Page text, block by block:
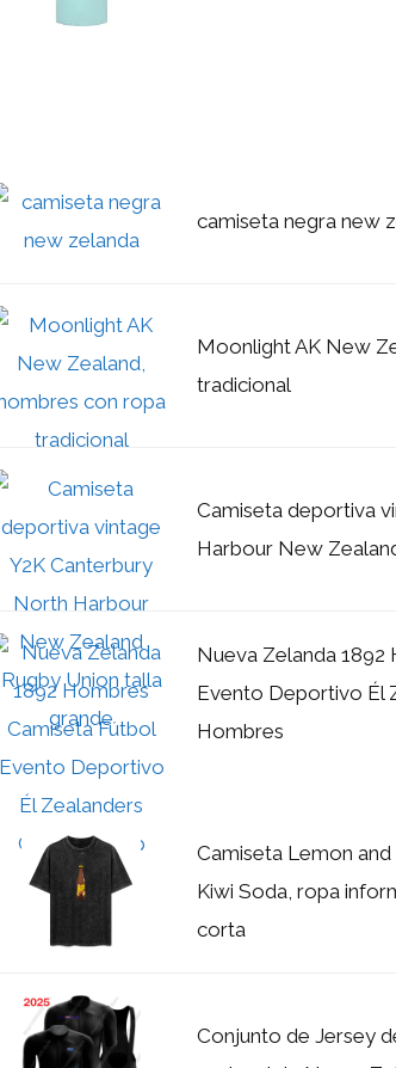
camiseta negra new
Moonlight AK New
tradicional
Camiseta deportiva
Harbour New
Nueva Zelanda 1892
Evento Deportivo Él
Hombres
Camiseta Lemon
Kiwi Soda, ropa
corta
Conjunto de Jersey